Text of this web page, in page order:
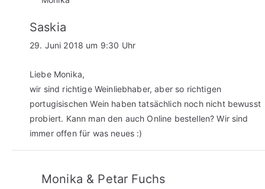
Saskia
29. Juni 2018 um 9:30 Uhr
Liebe Monika,
wir sind richtige Weinliebhaber, aber so richtigen
portugisischen Wein haben tatsächlich noch nicht bewusst
probiert. Kann man den auch Online bestellen? Wir sind
immer offen für was neues :)
Monika & Petar Fuchs